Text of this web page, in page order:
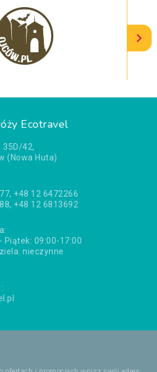
Ecotravel
35D/42,
(Nowa Huta)
+48 12 6472266
+48 12 6813692
Piątek: 09:00-17:00
nieczynne